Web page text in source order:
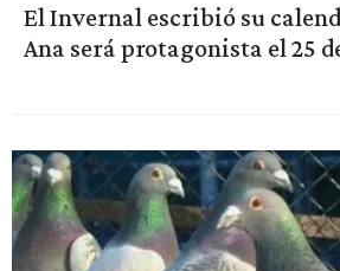
El Invernal escribió su
Ana será protagonista el 25